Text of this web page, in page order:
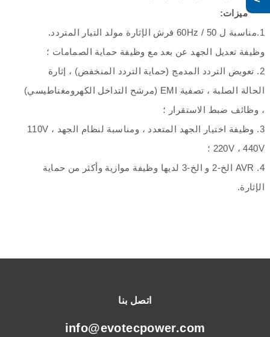
ميزات:
1.مناسبة ل 50 / 60Hz فرش الإثارة مولد التيار المتردد.
وظيفة تعديل الجهد عن بعد مع وظيفة حماية الصمامات ؛
2. تعويض التردد المدمج (حماية التردد المنخفض) ، إثارة
الحالة الصلبة ، تصفية EMI (مرشح التداخل الكهرومغناطيسي)
، وظائف ضبط الاستقرار ؛
3. وظيفة اختيار الجهد المتعدد ، ومناسبة لنظام الجهد 110V ،
220V ، 440V ؛
4. AVR الخ-2 و الخ-3 لديها وظيفة موازية وأكثر من حماية
الإثارة.
اتصل بنا
info@evotecpower.com